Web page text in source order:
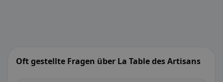
Oft gestellte Fragen über La Table des Artisans